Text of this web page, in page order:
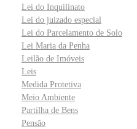
Lei do Inquilinato
Lei do juizado especial
Lei do Parcelamento de Solo
Lei Maria da Penha
Leilão de Imóveis
Leis
Medida Protetiva
Meio Ambiente
Partilha de Bens
Pensão